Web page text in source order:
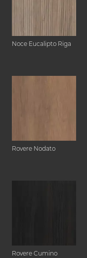
Noce Eucalipto Riga
Rovere Nodato
Rovere Cumino